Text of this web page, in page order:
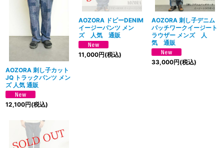
絞り込む
AOZORA 刺し子カット
JQ トラックパンツ メン
ズ 人気 通販
12,100円(税込)
AOZORA ドビーDENIM
イージーパンツ メン
ズ 人気 通販
11,000円(税込)
AOZORA 刺し子デニム
パッチワークイージート
ラウザー メンズ 人
気 通販
33,000円(税込)